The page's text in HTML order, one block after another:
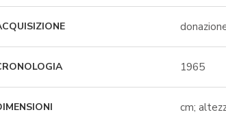
1965
cm;